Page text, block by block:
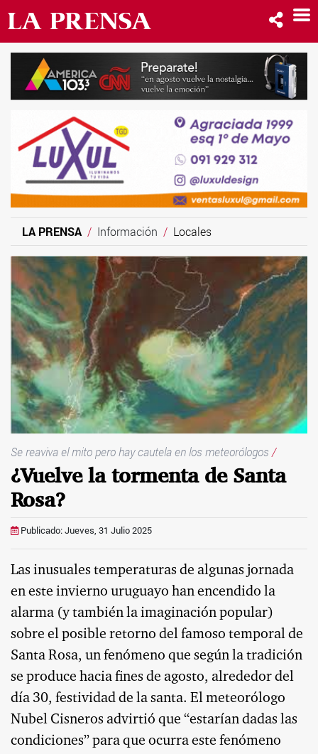
LA PRENSA Información Locales
Se reaviva el mito pero hay cautela en los meteorólogos /
¿Vuelve la tormenta de Santa
Rosa?
Publicado: Jueves, 31 Julio 2025
Las inusuales temperaturas de algunas jornada
en este invierno uruguayo han encendido la
alarma (y también la imaginación popular)
sobre el posible retorno del famoso temporal de
Santa Rosa, un fenómeno que según la tradición
se produce hacia fines de agosto, alrededor del
día 30, festividad de la santa. El meteorólogo
Nubel Cisneros advirtió que “estarían dadas las
condiciones” para que ocurra este fenómeno